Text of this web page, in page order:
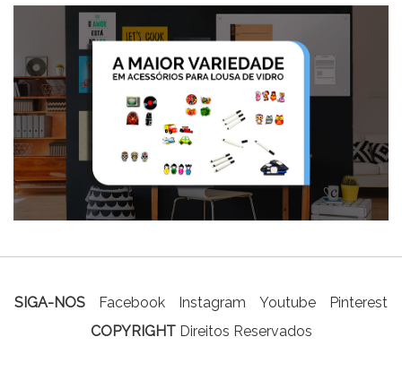
SIGA-NOS Facebook Instagram Youtube
Pinterest
COPYRIGHTDireitos Reservados